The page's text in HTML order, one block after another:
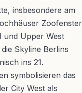
insbesondere am
Zoofenster
und Upper West
Skyline Berlins
ins 21.
symbolisieren das
City West als